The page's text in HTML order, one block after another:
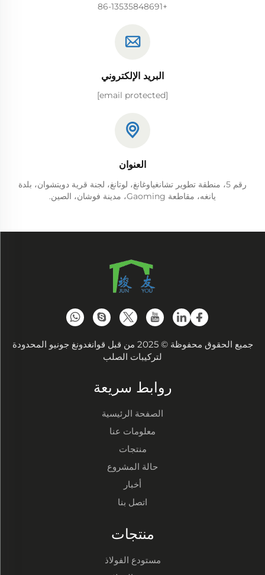
+86-13535848691
البريد الإلكتروني
[email protected]
العنوان
رقم 5، منطقة تطوير تشانغياوغانغ، لوتانغ، لجنة قرية دويتشوان، بلدة
يانغه، مقاطعة Gaoming، مدينة فوشان، الصين.
جميع الحقوق محفوظة © 2025 من قبل قوانغدونغ جونيو المحدودة
لتركيبات الصلب
روابط سريعة
الصفحة الرئيسية
معلومات عنا
منتجات
حالة المشروع
أخبار
اتصل بنا
منتجات
مستودع الفولاذ